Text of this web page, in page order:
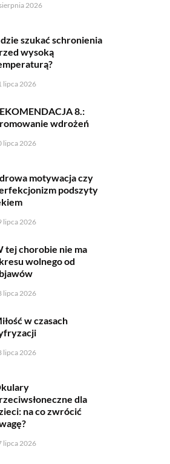
2026
szukać schronienia
wysoką
lipca 2026
8.:
wdrożeń
lipca 2026
motywacja czy
podszyty
lipca 2026
tej chorobie nie ma
wolnego od
lipca 2026
w czasach
lipca 2026
dla
na co zwrócić
lipca 2026